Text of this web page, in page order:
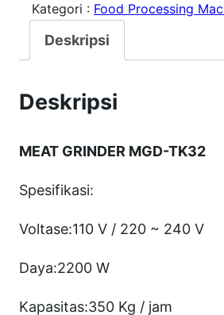
t
G
-
T
3
e
Kategori : Food Processing
Deskripsi
Deskripsi
MEAT GRINDER MGD-TK32
Spesifikasi:
Voltase:110 V / 220 ~ 240 V
Daya:2200 W
Kapasitas:350 Kg / jam